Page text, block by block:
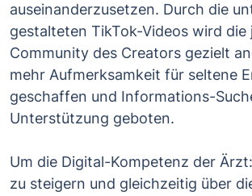
auseinanderzusetzen. Durch die
gestalteten TikTok-Videos wird die
Community des Creators gezielt
mehr Aufmerksamkeit für seltene
geschaffen und Informations-
Unterstützung geboten.
Um die Digital-Kompetenz der
zu steigern und gleichzeitig über